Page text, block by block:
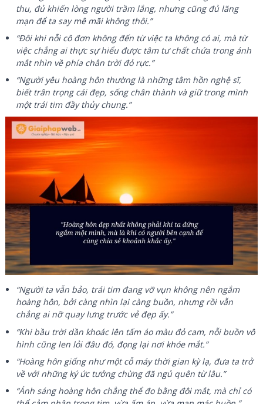
thu, đủ khiến lòng người trầm lắng, nhưng cũng đủ lãng
mạn để ta say mê mãi không thôi.”
“Đôi khi nỗi cô đơn không đến từ việc ta không có ai, mà từ
việc chẳng ai thực sự hiểu được tâm tư chất chứa trong ánh
mắt nhìn về phía chân trời đỏ rực.”
“Người yêu hoàng hôn thường là những tâm hồn nghệ sĩ,
biết trân trọng cái đẹp, sống chân thành và giữ trong mình
một trái tim đầy thủy chung.”
“Người ta vẫn bảo, trái tim đang vỡ vụn không nên ngắm
hoàng hôn, bởi càng nhìn lại càng buồn, nhưng rồi vẫn
chẳng ai nỡ quay lưng trước vẻ đẹp ấy.”
“Khi bầu trời dần khoác lên tấm áo màu đỏ cam, nỗi buồn vô
hình cũng len lỏi đâu đó, đọng lại nơi khóe mắt.”
“Hoàng hôn giống như một cỗ máy thời gian kỳ lạ, đưa ta trở
về với những ký ức tưởng chừng đã ngủ quên từ lâu.”
“Ánh sáng hoàng hôn chẳng thể đo bằng đôi mắt, mà chỉ có